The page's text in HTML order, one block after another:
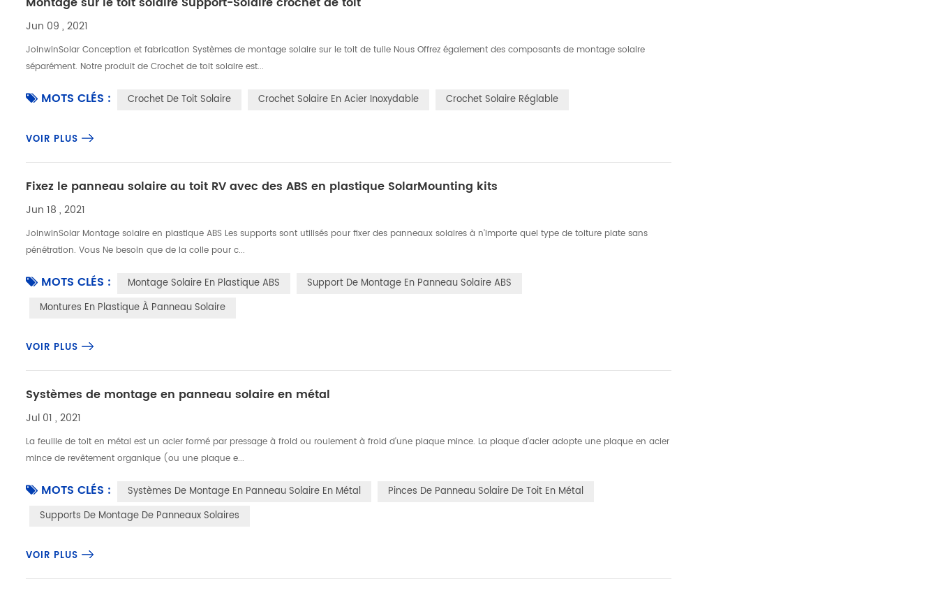
Jun 09 , 2021
JoinwinSolar Conception et fabrication Systèmes de montage solaire sur le toit de tuile Nous Offrez également des composants de montage solaire
séparément. Notre produit de Crochet de toit solaire est...
MOTS CLÉS : Crochet De Toit Solaire Crochet Solaire En Acier Inoxydable Crochet Solaire Réglable
VOIR PLUS
Fixez le panneau solaire au toit RV avec des ABS en plastique SolarMounting kits
Jun 18 , 2021
JoinwinSolar Montage solaire en plastique ABS Les supports sont utilisés pour fixer des panneaux solaires à n'importe quel type de toiture plate sans
pénétration. Vous Ne besoin que de la colle pour c...
MOTS CLÉS : Montage Solaire En Plastique ABS
Support De Montage En Panneau Solaire ABS
Montures En Plastique À Panneau Solaire
VOIR PLUS
Systèmes de montage en panneau solaire en métal
Jul 01 , 2021
La feuille de toit en métal est un acier formé par pressage à froid ou roulement à froid d'une plaque mince. La plaque d'acier adopte une plaque en acier
mince de revêtement organique (ou une plaque e...
MOTS CLÉS : Systèmes De Montage En Panneau Solaire En Métal
Pinces De Panneau Solaire De Toit En Métal
Supports De Montage De Panneaux Solaires
VOIR PLUS